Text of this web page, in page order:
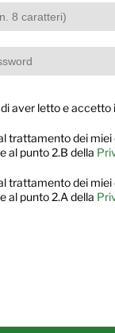
aver letto e accetto i
trattamento dei
al punto 2.B della
trattamento dei
al punto 2.A della